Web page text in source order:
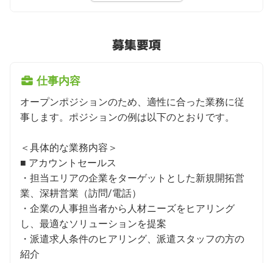
募集要項
仕事内容
オープンポジションのため、適性に合った業務に従
事します。ポジションの例は以下のとおりです。
＜具体的な業務内容＞
■ アカウントセールス
・担当エリアの企業をターゲットとした新規開拓営
業、深耕営業（訪問/電話）
・企業の人事担当者から人材ニーズをヒアリング
し、最適なソリューションを提案
・派遣求人条件のヒアリング、派遣スタッフの方の
紹介